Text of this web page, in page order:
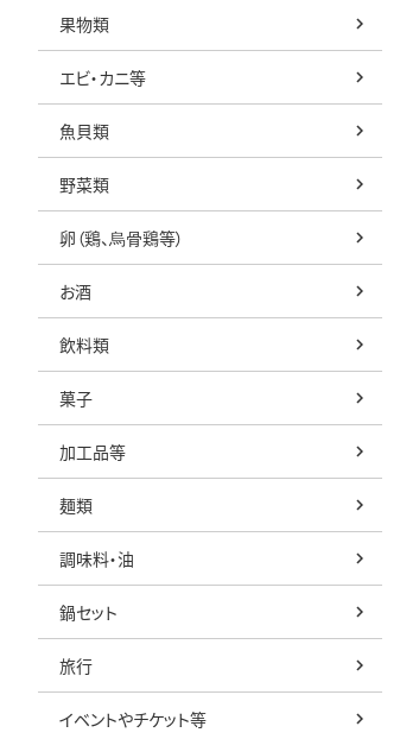
果物類
エビ・カニ等
魚貝類
野菜類
卵（鶏、烏骨鶏等）
お酒
飲料類
菓子
加工品等
麺類
調味料・油
鍋セット
旅行
イベントやチケット等